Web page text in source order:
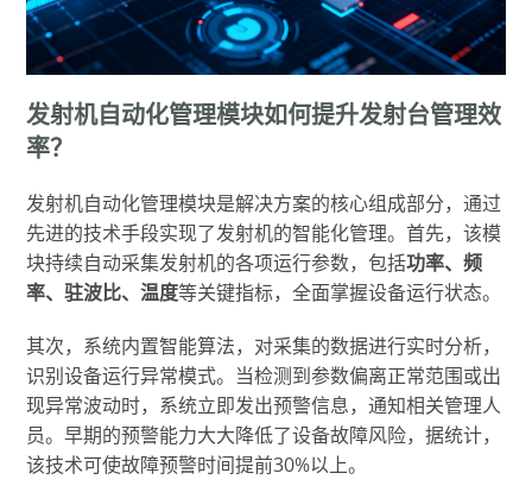
发射机自动化管理模块如何提升发射台管理效
率？
发射机自动化管理模块是解决方案的核心组成部分，通过
先进的技术手段实现了发射机的智能化管理。首先，该模
块持续自动采集发射机的各项运行参数，包括功率、频
率、驻波比、温度等关键指标，全面掌握设备运行状态。
其次，系统内置智能算法，对采集的数据进行实时分析，
识别设备运行异常模式。当检测到参数偏离正常范围或出
现异常波动时，系统立即发出预警信息，通知相关管理人
员。早期的预警能力大大降低了设备故障风险，据统计，
该技术可使故障预警时间提前30%以上。